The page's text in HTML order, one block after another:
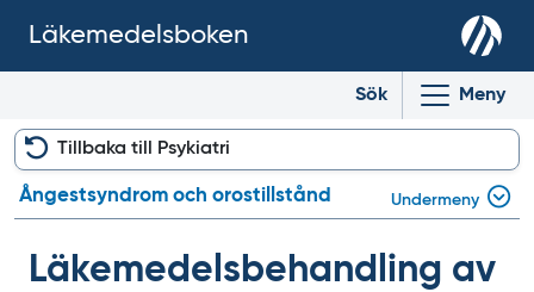
Läkemedelsboken
Sök Meny
Läkemedels­behandling av
Tillbaka till Psykiatri
Ångestsyndrom och orostillstånd Undermeny